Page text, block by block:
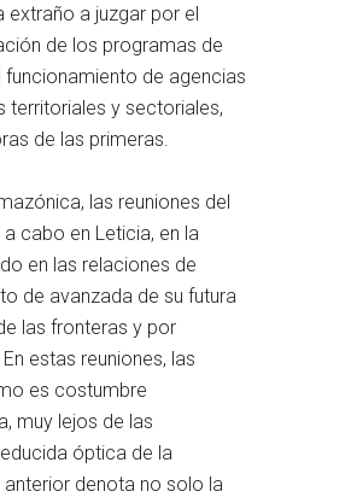
extraño a juzgar por el
de los programas de
de agencias
territoriales y sectoriales,
de las primeras.
las reuniones del
cabo en Leticia, en la
en las relaciones de
de avanzada de su futura
las fronteras y por
estas reuniones, las
es costumbre
muy lejos de las
óptica de la
denota no solo la